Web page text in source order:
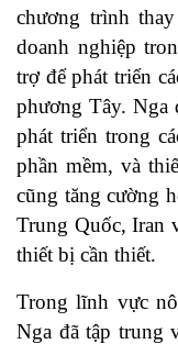
chương trình
doanh nghiệp
trợ để phát triển
phương Tây. Nga
phát triển trong
phần mềm, và
cũng tăng cường
Trung Quốc, Iran
thiết bị cần thiết.
Trong lĩnh vực
Nga đã tập trung